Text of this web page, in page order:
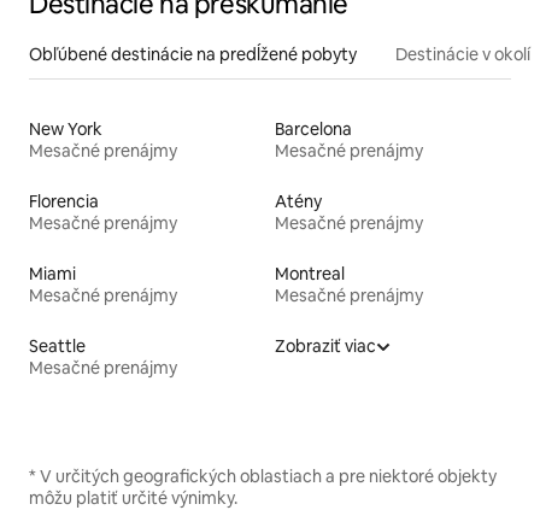
Obľúbené destinácie na predĺžené pobyty Destinácie v okolí
New York
Mesačné prenájmy
Barcelona
Mesačné prenájmy
Florencia
Mesačné prenájmy
Atény
Mesačné prenájmy
Miami
Mesačné prenájmy
Montreal
Mesačné prenájmy
Seattle
Mesačné prenájmy
Zobraziť viac
* V určitých geografických oblastiach a pre niektoré objekty
môžu platiť určité výnimky.